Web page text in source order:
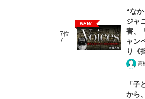
7位
7
NEW
“な
ジャ
害、
ャン
り《
髙
「
から